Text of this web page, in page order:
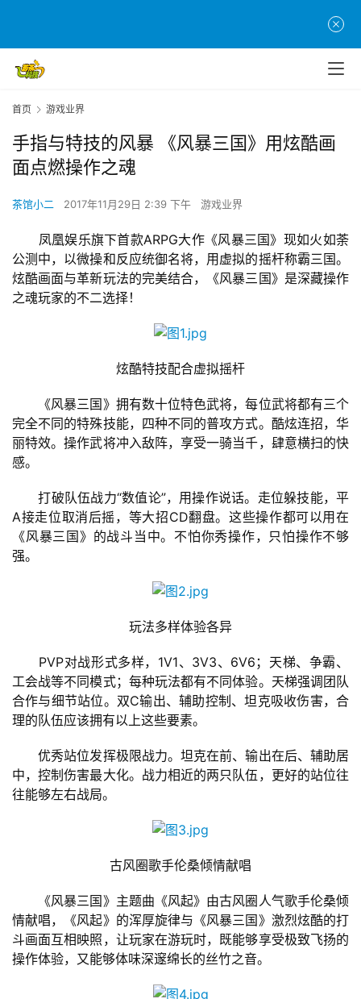
首
页
原
创
手
机
游
单
闲
游
戏
首页 游戏业界
手指与特技的风暴 《风暴三国》用炫酷画
面点燃操作之魂
茶馆小二 2017年11月29日 2:39 下午 游戏业界
凤凰娱乐旗下首款ARPG大作《风暴三国》现如火如荼
公测中，以微操和反应统御名将，用虚拟的摇杆称霸三国。
炫酷画面与革新玩法的完美结合，《风暴三国》是深藏操作
之魂玩家的不二选择！
炫酷特技配合虚拟摇杆
《风暴三国》拥有数十位特色武将，每位武将都有三个
完全不同的特殊技能，四种不同的普攻方式。酷炫连招，华
丽特效。操作武将冲入敌阵，享受一骑当千，肆意横扫的快
感。
打破队伍战力“数值论”，用操作说话。走位躲技能，平
A接走位取消后摇，等大招CD翻盘。这些操作都可以用在
《风暴三国》的战斗当中。不怕你秀操作，只怕操作不够
强。
玩法多样体验各异
PVP对战形式多样，1V1、3V3、6V6；天梯、争霸、
工会战等不同模式；每种玩法都有不同体验。天梯强调团队
合作与细节站位。双C输出、辅助控制、坦克吸收伤害，合
理的队伍应该拥有以上这些要素。
优秀站位发挥极限战力。坦克在前、输出在后、辅助居
中，控制伤害最大化。战力相近的两只队伍，更好的站位往
往能够左右战局。
古风圈歌手伦桑倾情献唱
《风暴三国》主题曲《风起》由古风圈人气歌手伦桑倾
情献唱，《风起》的浑厚旋律与《风暴三国》激烈炫酷的打
斗画面互相映照，让玩家在游玩时，既能够享受极致飞扬的
操作体验，又能够体味深邃绵长的丝竹之音。